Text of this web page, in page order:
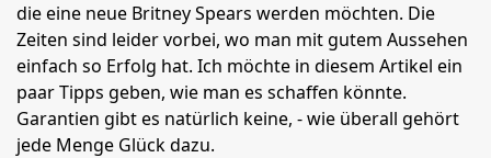
die eine neue Britney Spears werden möchten. Die
Zeiten sind leider vorbei, wo man mit gutem Aussehen
einfach so Erfolg hat. Ich möchte in diesem Artikel ein
paar Tipps geben, wie man es schaffen könnte.
Garantien gibt es natürlich keine, - wie überall gehört
jede Menge Glück dazu.